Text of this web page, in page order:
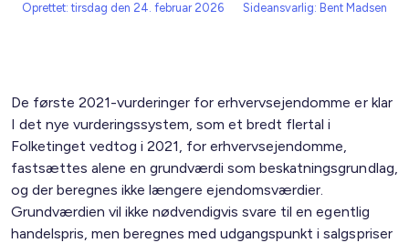
Oprettet: tirsdag den 24. februar 2026 Sideansvarlig: Bent Madsen
De første 2021-vurderinger for erhvervsejendomme er klar
I det nye vurderingssystem, som et bredt flertal i
Folketinget vedtog i 2021, for erhvervsejendomme,
fastsættes alene en grundværdi som beskatningsgrundlag,
og der beregnes ikke længere ejendomsværdier.
Grundværdien vil ikke nødvendigvis svare til en egentlig
handelspris, men beregnes med udgangspunkt i salgspriser